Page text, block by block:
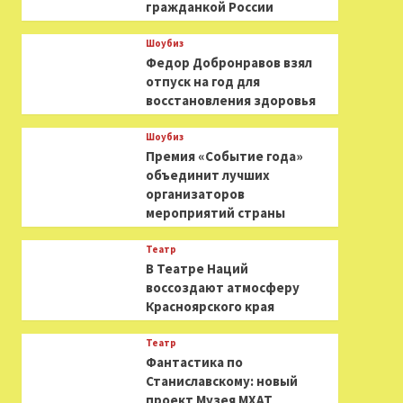
гражданкой России
Шоубиз
Федор Добронравов взял
отпуск на год для
восстановления здоровья
Шоубиз
Премия «Событие года»
объединит лучших
организаторов
мероприятий страны
Театр
В Театре Наций
воссоздают атмосферу
Красноярского края
Театр
Фантастика по
Станиславскому: новый